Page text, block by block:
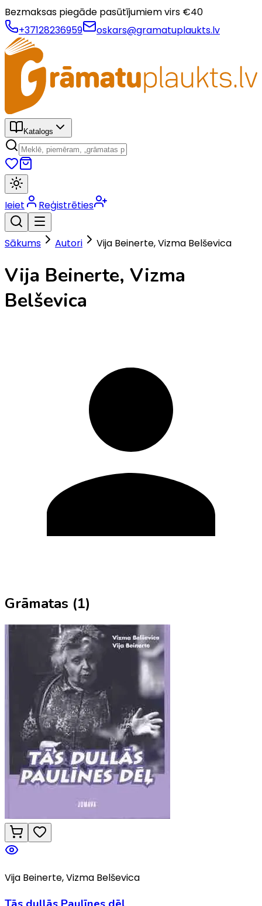
Bezmaksas piegāde pasūtījumiem virs €40
+37128236959
oskars@gramatuplaukts.lv
Katalogs
Ieiet Reģistrēties
Sākums Autori Vija Beinerte, Vizma Belševica
Vija Beinerte, Vizma
Belševica
Grāmatas (1)
Vija Beinerte, Vizma Belševica